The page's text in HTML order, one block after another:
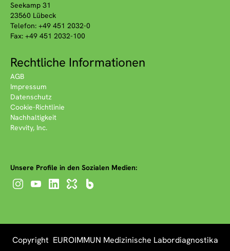
Seekamp 31
23560 Lübeck
Telefon: +49 451 2032-0
Fax: +49 451 2032-100
Rechtliche Informationen
AGB
Impressum
Datenschutz
Cookie-Richtlinie
Nachhaltigkeit
Revvity, Inc.
Unsere Profile in den Sozialen Medien:
Copyright EUROIMMUN Medizinische Labordiagnostika